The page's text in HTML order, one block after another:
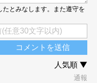
、毎日のようにワンプロ三
、のびのびと過ごしていま